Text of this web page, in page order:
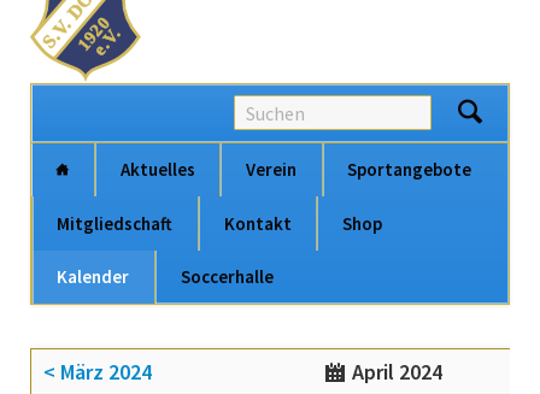
Aktuelles Verein Sportangebote
Mitgliedschaft Kontakt Shop
Kalender Soccerhalle
überspringen
< März 2024 April 2024